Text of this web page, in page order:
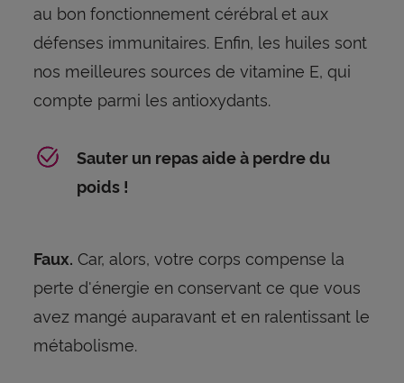
au bon fonctionnement cérébral et aux
défenses immunitaires. Enfin, les huiles sont
nos meilleures sources de vitamine E, qui
compte parmi les antioxydants.
Sauter un repas aide à perdre du
poids !
Faux. Car, alors, votre corps compense la
perte d'énergie en conservant ce que vous
avez mangé auparavant et en ralentissant le
métabolisme.